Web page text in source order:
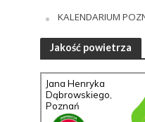
KALENDARIUM
Jakość powietrza